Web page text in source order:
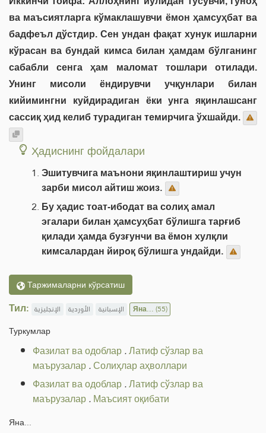
ва маъсиятларга кўмаклашувчи ёмон ҳамсуҳбат ва
бадфеъл дўстдир. Сен ундан фақат хунук ишларни
кўрасан ва бундай кимса билан ҳамдам бўлганинг
сабабли сенга ҳам маломат тошлари отилади.
Унинг мисоли ёндирувчи учқунлари билан
кийимингни куйдирадиган ёки унга яқинлашсанг
сассиқ ҳид келиб турадиган темирчига ўхшайди.
Ҳадиснинг фойдалари
Эшитувчига маънони яқинлаштириш учун
зарби мисол айтиш жоиз.
Бу ҳадис тоат-ибодат ва солиҳ амал
эгалари билан ҳамсуҳбат бўлишга тарғиб
қилади ҳамда бузғунчи ва ёмон хулқли
кимсалардан йироқ бўлишга ундайди.
Таржималарни кўрсатиш
Тил: الإنجليزية الأوردية الإسبانية Яна...(55)
Туркумлар
Фазилат ва одоблар.Латиф сўзлар ва
маърузалар.Солиҳлар аҳволлари
Фазилат ва одоблар.Латиф сўзлар ва
маърузалар.Маъсият оқибати
Яна...